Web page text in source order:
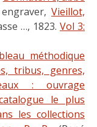
Vieillot,
…, 1823. Vol 3:
méthodique
tribus, genres,
: ouvrage
le plus
les collections